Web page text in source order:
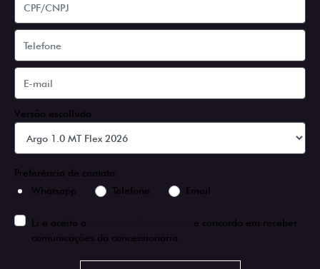
Versão escolhida
Preferência de contato:
Whatsapp
Telefone Email
Li e aceito a
e concordo em receber
comunicações da concessionária.